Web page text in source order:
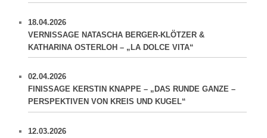
18.04.2026
VERNISSAGE NATASCHA BERGER-KLÖTZER &
KATHARINA OSTERLOH – „LA DOLCE VITA“
02.04.2026
FINISSAGE KERSTIN KNAPPE – „DAS RUNDE GANZE –
PERSPEKTIVEN VON KREIS UND KUGEL“
12.03.2026